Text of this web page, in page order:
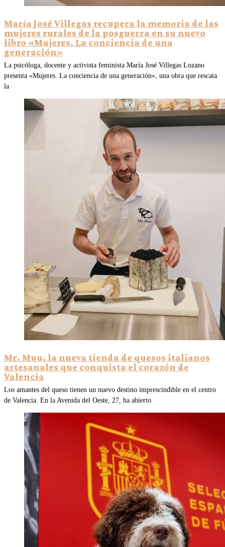
María José Villegas recupera la memoria de las
mujeres rurales de la posguerra en su nuevo
libro «Mujeres. La conciencia de una
generación»
La psicóloga, docente y activista feminista María José Villegas Lozano
presenta «Mujeres. La conciencia de una generación», una obra que rescata
la
Mr. Muu, la nueva tienda de quesos italianos
artesanales que conquista el corazón de
Valencia
Los amantes del queso tienen un nuevo destino imprescindible en el centro
de Valencia. En la Avenida del Oeste, 27, ha abierto